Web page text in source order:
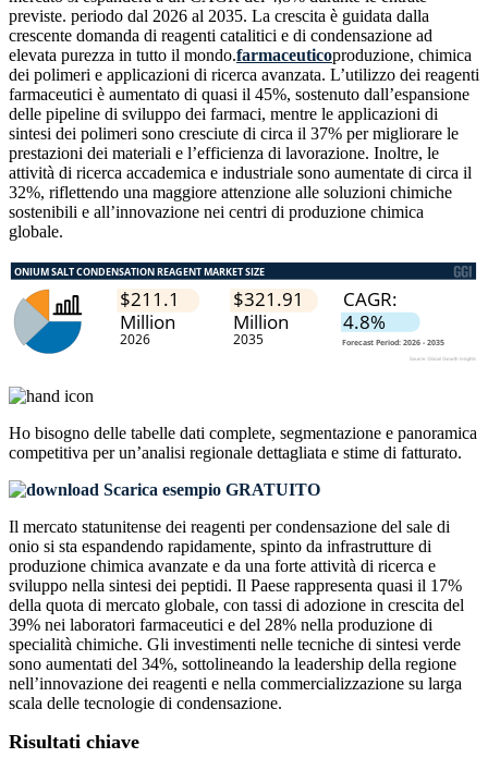
previste. periodo dal 2026 al 2035. La crescita è guidata dalla
crescente domanda di reagenti catalitici e di condensazione ad
elevata purezza in tutto il mondo.farmaceuticoproduzione, chimica
dei polimeri e applicazioni di ricerca avanzata. L’utilizzo dei reagenti
farmaceutici è aumentato di quasi il 45%, sostenuto dall’espansione
delle pipeline di sviluppo dei farmaci, mentre le applicazioni di
sintesi dei polimeri sono cresciute di circa il 37% per migliorare le
prestazioni dei materiali e l’efficienza di lavorazione. Inoltre, le
attività di ricerca accademica e industriale sono aumentate di circa il
32%, riflettendo una maggiore attenzione alle soluzioni chimiche
sostenibili e all’innovazione nei centri di produzione chimica
globale.
Ho bisogno delle tabelle dati complete, segmentazione e panoramica
competitiva per un’analisi regionale dettagliata e stime di fatturato.
Scarica esempio GRATUITO
Il mercato statunitense dei reagenti per condensazione del sale di
onio si sta espandendo rapidamente, spinto da infrastrutture di
produzione chimica avanzate e da una forte attività di ricerca e
sviluppo nella sintesi dei peptidi. Il Paese rappresenta quasi il 17%
della quota di mercato globale, con tassi di adozione in crescita del
39% nei laboratori farmaceutici e del 28% nella produzione di
specialità chimiche. Gli investimenti nelle tecniche di sintesi verde
sono aumentati del 34%, sottolineando la leadership della regione
nell’innovazione dei reagenti e nella commercializzazione su larga
scala delle tecnologie di condensazione.
Risultati chiave